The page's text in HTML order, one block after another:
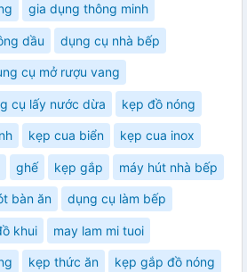
gia dụng thông minh
dầu dụng cụ nhà bếp
cụ mở rượu vang
cụ lấy nước dừa kẹp đồ nóng
kẹp cua biển kẹp cua inox
ghế kẹp gắp máy hút nhà bếp
bàn ăn dụng cụ làm bếp
khui may lam mi tuoi
kẹp thức ăn kẹp gắp đồ nóng